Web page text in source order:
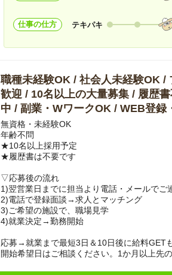
仕事の仕方 テキパキ
職種未経験OK / 社会人未経験OK /
歓迎 / 10名以上の大量募集 / 履歴
中 / 副業・WワークOK / WEB登録
無資格・未経験OK
年齢不問
★10名以上採用予定
★履歴書は不要です
▽応募後の流れ
1)翌営業日までに担当より電話・メールでご
2)電話で登録面談→求人とマッチング
3)ご希望の施設で、職場見学
4)就業決定→勤務開始
応募→就業まで最短3日＆10日後に給料GET
開始希望日はご相談ください。1か月以上先